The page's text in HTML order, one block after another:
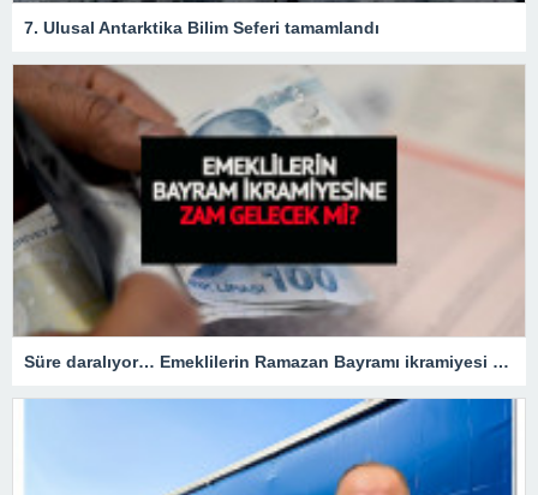
7. Ulusal Antarktika Bilim Seferi tamamlandı
Süre daralıyor… Emeklilerin Ramazan Bayramı ikramiyesi zamlı mı olacak?